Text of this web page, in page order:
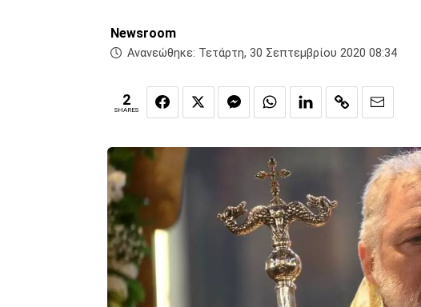
Newsroom
Ανανεώθηκε: Τετάρτη, 30 Σεπτεμβρίου 2020 08:34
2
SHARES